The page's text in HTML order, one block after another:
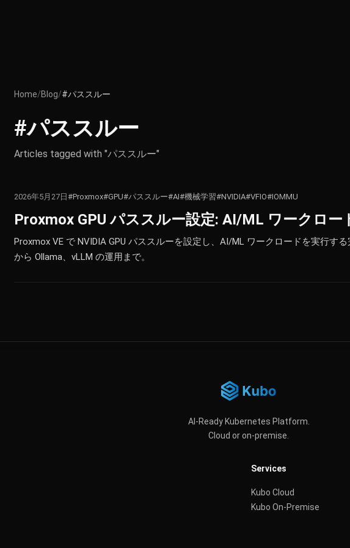
Home/Blog/#パススルー
#パススルー
Articles tagged with "パススルー"
2026年5月27日 #Proxmox#GPU#パススルー#AI#機械学習#NVIDIA#VFIO#IOMMU
Proxmox GPU パススルー設定: AI/ML ワークロー
Proxmox VE で NVIDIA GPU パススルーを設定し、AI/ML ワークロードを実行す
から Ollama、vLLM の運用まで。
AI-Ready Kubernetes Platform.
Cloud or on-premise.
Services
Kubo Cloud
Kubo On-Premise